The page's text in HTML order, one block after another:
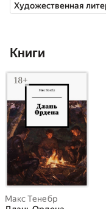
Художественная
Книги
Макс Тенебр